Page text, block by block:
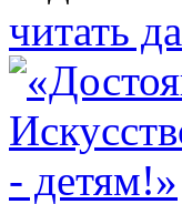
читать